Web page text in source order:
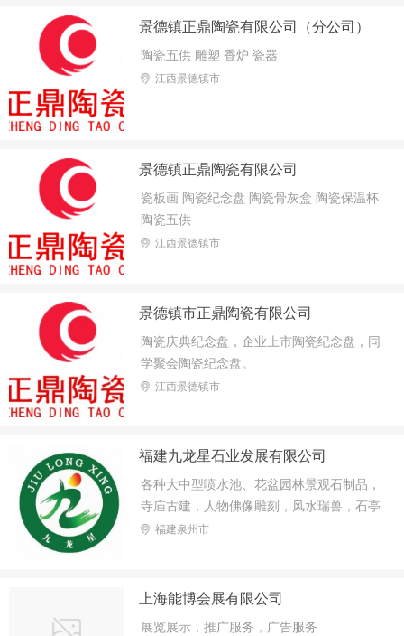
景德镇正鼎陶瓷有限公司（分公司）
陶瓷五供 雕塑 香炉 瓷器
江西景德镇市
景德镇正鼎陶瓷有限公司
瓷板画 陶瓷纪念盘 陶瓷骨灰盒 陶瓷保温杯
陶瓷五供
江西景德镇市
景德镇市正鼎陶瓷有限公司
陶瓷庆典纪念盘，企业上市陶瓷纪念盘，同
学聚会陶瓷纪念盘。
江西景德镇市
福建九龙星石业发展有限公司
各种大中型喷水池、花盆园林景观石制品，
寺庙古建，人物佛像雕刻，风水瑞兽，石亭
牌坊等
福建泉州市
上海能博会展有限公司
展览展示，推广服务，广告服务